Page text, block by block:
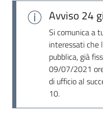
Piattaforme
telematiche
Avviso 24
Si comunica a
interessati che
pubblica, già
09/07/2021
di ufficio al
10.